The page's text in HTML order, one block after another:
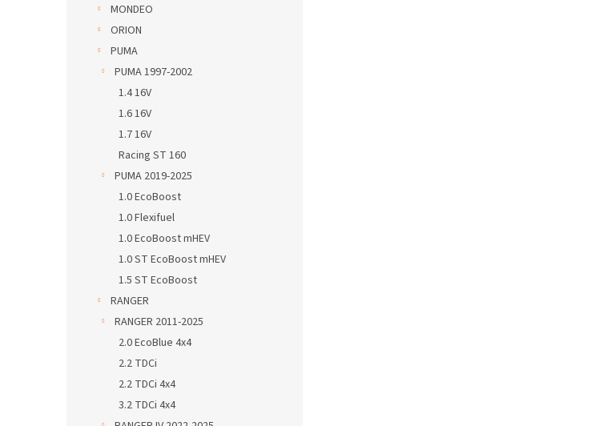
MONDEO
ORION
PUMA
PUMA 1997-2002
1.4 16V
1.6 16V
1.7 16V
Racing ST 160
PUMA 2019-2025
1.0 EcoBoost
1.0 Flexifuel
1.0 EcoBoost mHEV
1.0 ST EcoBoost mHEV
1.5 ST EcoBoost
RANGER
RANGER 2011-2025
2.0 EcoBlue 4x4
2.2 TDCi
2.2 TDCi 4x4
3.2 TDCi 4x4